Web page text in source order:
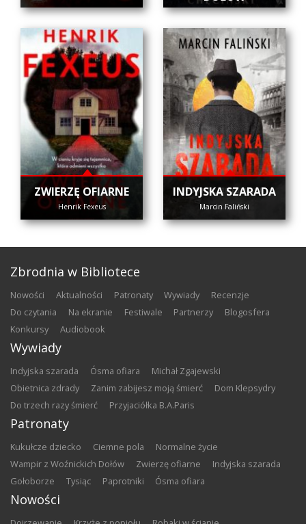
ZWIERZĘ OFIARNE
Henrik Fexeus
INDYJSKA SZARADA
Marcin Faliński
Zbrodnia w Bibliotece
nowości aktualności patronaty wywiady
recenzje
do czytania
na ekranie festiwale partnerzy
blogosfera
konkursy
audiobook
Wywiady
Indyjska szarada Ósma ofiara
Michał Zgajewski
Obietnica zdrady
Zanim zabijesz moją śmierć
Dom Klepsydry
Do trzech razy śmierć
Przyjaciółka B.A.Paris
Patronaty
Kukułcze dziecko Ciemne pola
Normalne życie
Wampir z Woźnickich Dołów
Zwierzę ofiarne
Indyjska szarada
Gołoborze
Tysiąc Paprotniki Ósma ofiara
Nowości